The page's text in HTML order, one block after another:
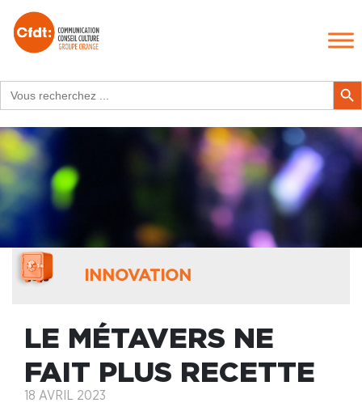
for:
Search
INNOVATION
LE MÉTAVERS NE
FAIT PLUS RECETTE
18 AVRIL 2023